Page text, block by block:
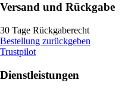
Versand und Rückgabe
30 Tage Rückgaberecht
Bestellung zurückgeben
Trustpilot
Dienstleistungen